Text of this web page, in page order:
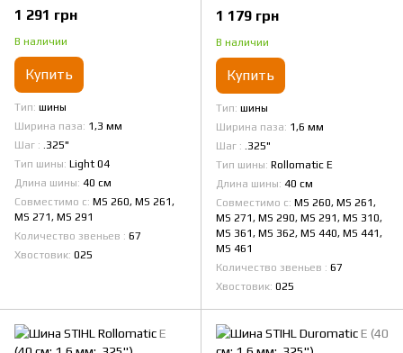
1 291 грн
В наличии
Купить
Тип шины
Ширина паза 1,3 мм
Шаг
.325"
Тип шины Light 04
Длина шины 40 см
Совместимо с MS 260, MS 261,
MS 271, MS 291
Количество звеньев
67
Хвостовик 025
1 179 грн
В наличии
Купить
Тип шины
Ширина паза 1,6 мм
Шаг
.325"
Тип шины Rollomatic E
Длина шины 40 см
Совместимо с MS 260, MS 261,
MS 271, MS 290, MS 291, MS 310,
MS 361, MS 362, MS 440, MS 441,
MS 461
Количество звеньев
67
Хвостовик 025